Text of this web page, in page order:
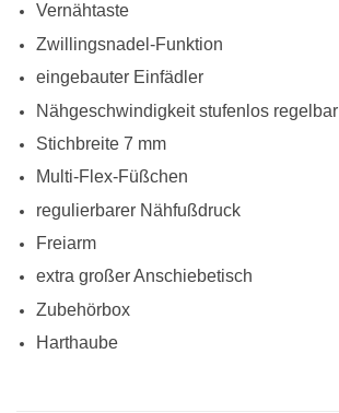
Vernähtaste
Zwillingsnadel-Funktion
eingebauter Einfädler
Nähgeschwindigkeit stufenlos regelbar
Stichbreite 7 mm
Multi-Flex-Füßchen
regulierbarer Nähfußdruck
Freiarm
extra großer Anschiebetisch
Zubehörbox
Harthaube